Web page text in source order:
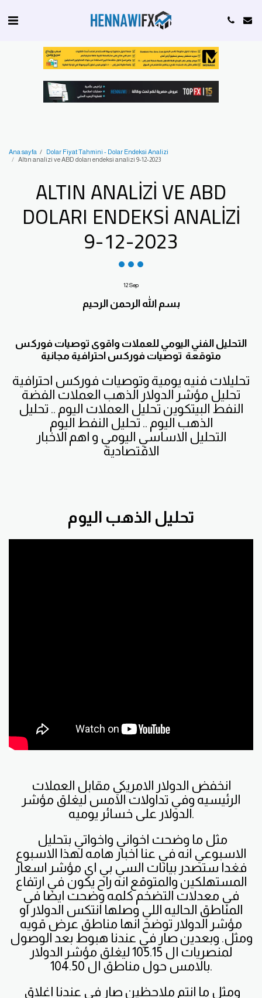
Ana sayfa
Dolar Fiyat Tahmini - Dolar Endeksi Analizi
Altın analizi ve ABD doları endeksi analizi 9-12-2023
ALTIN ANALIZI VE ABD
DOLARI ENDEKSI ANALIZI
9-12-2023
12Sep
بسم الله الرحمن الرحيم
التحليل الفني اليومي للعملات واقوى توصيات فوركس
متوقعة توصيات فوركس احترافية مجانية
تحليلات فنيه يومية وتوصيات فوركس احترافية
تحليل مؤشر الدولار الذهب العملات الفضة
النفط البيتكوين تحليل العملات اليوم .. تحليل
الذهب اليوم .. تحليل النفط اليوم
التحليل الاساسي اليومي و اهم الاخبار
الاقتصادية
انخفض الدولار الامريكي مقابل العملات
الرئيسيه وفي تداولات الامس ليغلق مؤشر
الدولار على خسائر يوميه.
الاسبوعي انه في عنا اخبار هامه لهذا الاسبوع
فغدا ستصدر بيانات السي بي اي مؤشر اسعار
المستهلكين والمتوقع انه راح يكون في ارتفاع
في معدلات التضخم كلمه وضحت ايضا في
المناطق الحاليه اللي وصلها انتكس الدولار او
مؤشر الدولار توضح انها مناطق عرض قويه
ومثل. وبعدين صار في عندنا هبوط بعد الوصول
لمنصريات ال 105.15 ليغلق مؤشر الدولار
بالامس حول مناطق ال 104.50.